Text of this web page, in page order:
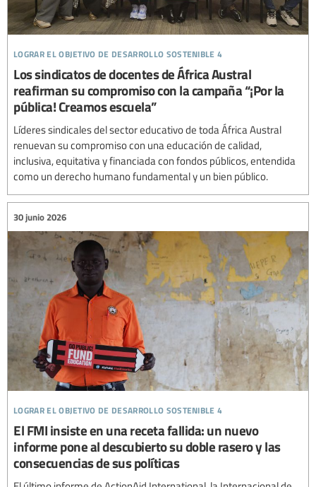
lograr el objetivo de desarrollo sostenible 4
Los sindicatos de docentes de África Austral
reafirman su compromiso con la campaña “¡Por la
pública! Creamos escuela”
Líderes sindicales del sector educativo de toda África Austral
renuevan su compromiso con una educación de calidad,
inclusiva, equitativa y financiada con fondos públicos, entendida
como un derecho humano fundamental y un bien público.
lograr el objetivo de desarrollo sostenible 4
30 junio 2026
El FMI insiste en una receta fallida: un nuevo
informe pone al descubierto su doble rasero y las
consecuencias de sus políticas